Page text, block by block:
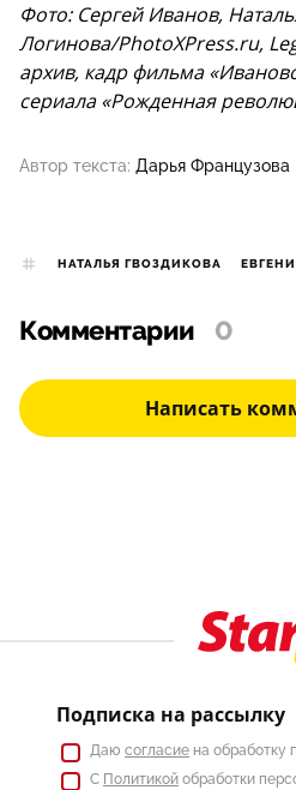
Фото: Сергей Иванов,
Логинова/PhotoXPress.ru,
архив, кадр фильма
сериала «Рожденная
Автор текста: Дарья Французова
НАТАЛЬЯ ГВОЗДИКОВА
Комментарии 0
Написать
Подписка на рассылку
Даю согласие на обработку
С Политикой обработки